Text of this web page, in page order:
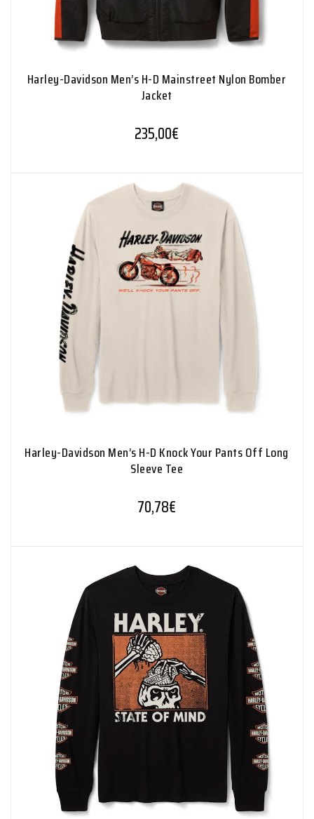
Harley-Davidson Men’s H-D Mainstreet Nylon Bomber
Jacket
235,00€
Harley-Davidson Men’s H-D Knock Your Pants Off Long
Sleeve Tee
70,78€